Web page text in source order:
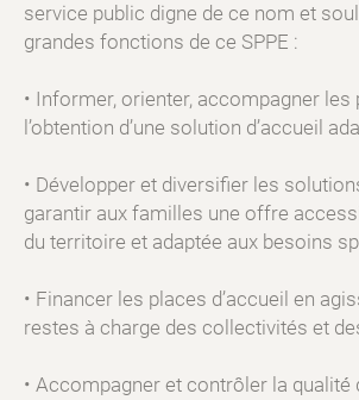
service public digne de ce nom et
grandes fonctions de ce SPPE :
• Informer, orienter, accompagner les
l’obtention d’une solution d’accueil
• Développer et diversifier les
garantir aux familles une offre
du territoire et adaptée aux besoins
• Financer les places d’accueil en
restes à charge des collectivités et
• Accompagner et contrôler la qualité́